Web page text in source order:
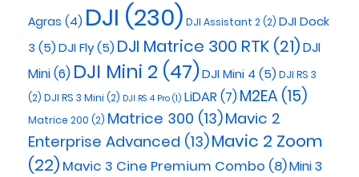
Agras (4) DJI (230) DJI Assistant 2(2) DJI Dock
3 (5)DJI Fly(5) DJI Matrice 300 RTK (21)DJI
Mini(6) DJI Mini 2 (47)DJI Mini 4 (5) DJI RS 3
(2) DJI RS 3 Mini (2) DJI RS 4 Pro (1) LiDAR (7)M2EA (15)
Matrice 200 (2) Matrice 300 (13)Mavic 2
Enterprise Advanced (13)Mavic 2 Zoom
(22) Mavic 3 Cine Premium Combo (8)Mini 3